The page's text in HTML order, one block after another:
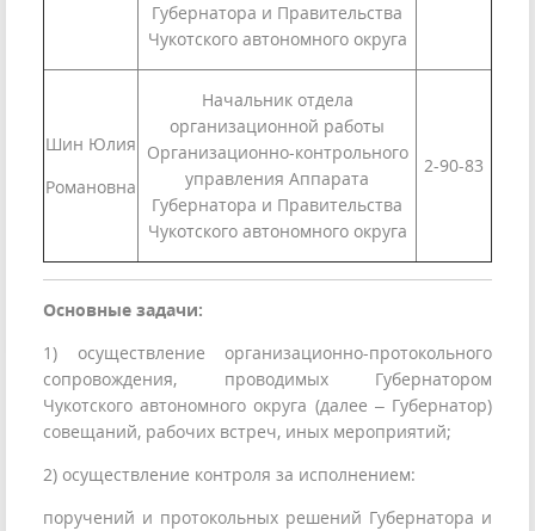
Губернатора и Правительства
Чукотского автономного округа
Шин Юлия
Романовна
Начальник отдела
организационной работы
Организационно-контрольного
управления Аппарата
Губернатора и Правительства
Чукотского автономного округа
2-90-83
Основные задачи:
1) осуществление организационно-протокольного
сопровождения, проводимых Губернатором
Чукотского автономного округа (далее – Губернатор)
совещаний, рабочих встреч, иных мероприятий;
2) осуществление контроля за исполнением:
поручений и протокольных решений Губернатора и